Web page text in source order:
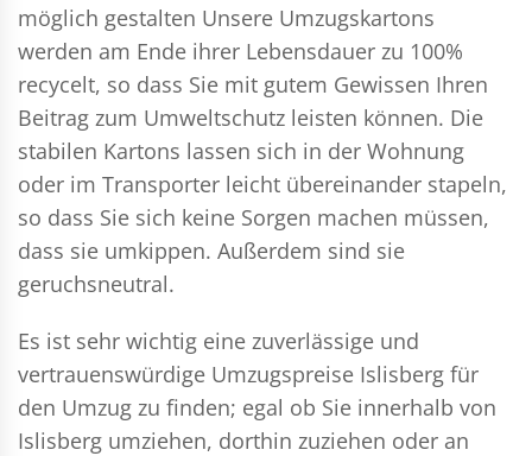
möglich gestalten Unsere Umzugskartons
werden am Ende ihrer Lebensdauer zu 100%
recycelt, so dass Sie mit gutem Gewissen Ihren
Beitrag zum Umweltschutz leisten können. Die
stabilen Kartons lassen sich in der Wohnung
oder im Transporter leicht übereinander stapeln,
so dass Sie sich keine Sorgen machen müssen,
dass sie umkippen. Außerdem sind sie
geruchsneutral.
Es ist sehr wichtig eine zuverlässige und
vertrauenswürdige Umzugspreise Islisberg für
den Umzug zu finden; egal ob Sie innerhalb von
Islisberg umziehen, dorthin zuziehen oder an